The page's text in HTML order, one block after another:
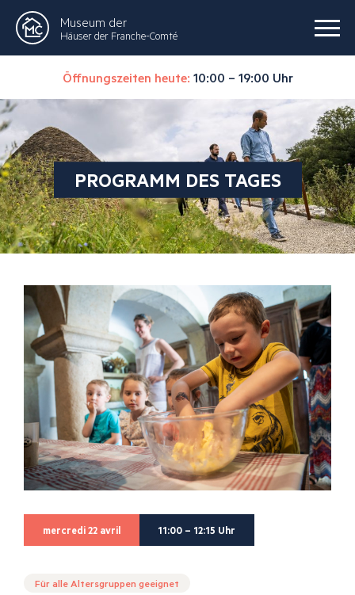
Museum der
Häuser der Franche-Comté
Öffnungszeiten heute: 10:00 – 19:00 Uhr
PROGRAMM DES TAGES
mercredi 22 avril 11:00 – 12:15 Uhr
Für alle Altersgruppen geeignet